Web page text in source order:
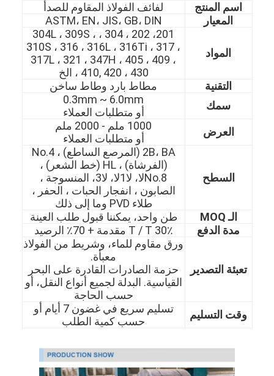
اسم المنتج
لفائف الفولاذ المقاوم للصدأ
المعيار
ASTM، EN، JIS، GB، DIN
المواد
201، 202 ، 304 ، 304L ، 309S ،
310S ، 316 ، 316L ، 316Ti ، 317 ،
317L ، 321 ، 347H ، 405 ، 409 ،
410, 420 ، 430 ، الخ
التقنية
مطاط بارد وطاط ساخن
سمك
0.3mm ~ 6.0mm
أو متطلبات العملاء
العرض
1000 ملم - 2000 ملم
أو متطلبات العملاء
السطح
2B، BA (المرصع الساطع) ، No.4
(الفرشاة) ، HL (خط الشعر) ،
No.8لا، لا1لا، لا3، المنسوجة ،
الصابون ، انفجار الحبات ، الحفر ،
طلاء PVD وما إلى ذلك
الـ MOQ
طن واحد، يمكننا قبول طلب العينة
مدة الدفع
30٪ T / T مقدمة + 70٪ الرصيد
تعبئة التصدير
ورق مقاوم للماء، وشريط من الفولاذ
معبأة.
حزمة الصادرات القادرة على البحر
القياسية. البدلة لجميع أنواع النقل، أو
حسب الحاجة
وقت التسليم
تسليم سريع في غضون 7 أيام أو
حسب كمية الطلب